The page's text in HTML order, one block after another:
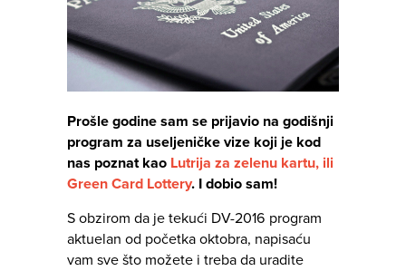
Prošle godine sam se prijavio na godišnji
program za useljeničke vize koji je kod
nas poznat kao Lutrija za zelenu kartu, ili
Green Card Lottery. I dobio sam!
S obzirom da je tekući DV-2016 program
aktuelan od početka oktobra, napisaću
vam sve što možete i treba da uradite